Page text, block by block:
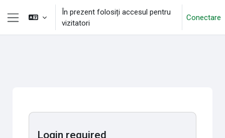
Sari la conţinutul principal
Panou lateral
În prezent folosiți accesul pentru
vizitatori
Conectare
Login required